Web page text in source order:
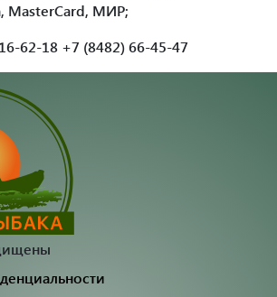
MasterCard, МИР;
62-18 +7 (8482) 66-45-47